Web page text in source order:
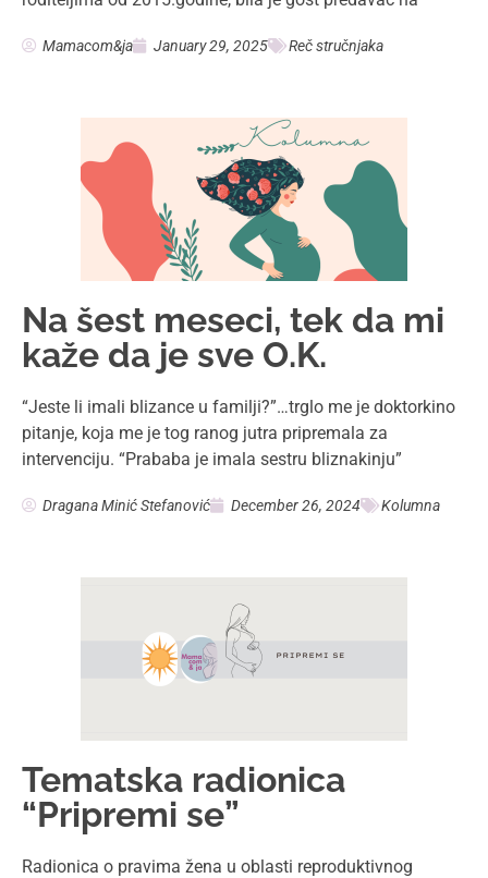
Mamacom&ja January 29, 2025 Reč stručnjaka
Na šest meseci, tek da mi
kaže da je sve O.K.
“Jeste li imali blizance u familji?”…trglo me je doktorkino
pitanje, koja me je tog ranog jutra pripremala za
intervenciju. “Prababa je imala sestru bliznakinju”
Dragana Minić Stefanović December 26, 2024 Kolumna
Tematska radionica
“Pripremi se”
Radionica o pravima žena u oblasti reproduktivnog